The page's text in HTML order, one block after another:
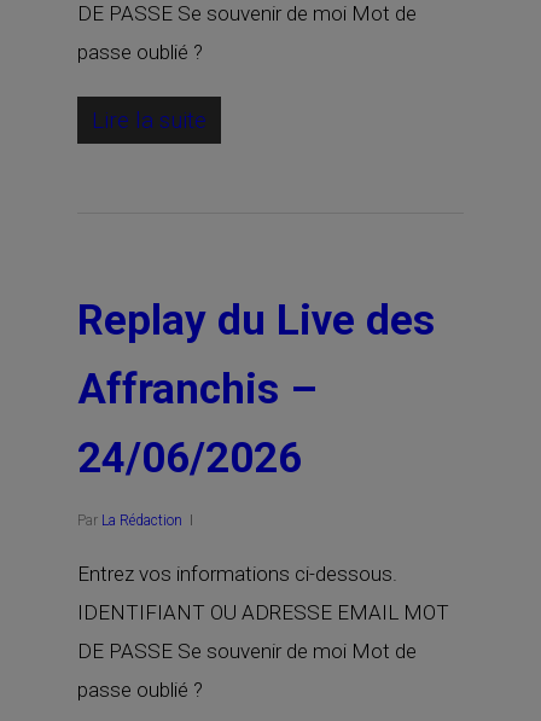
DE PASSE Se souvenir de moi Mot de
passe oublié ?
Lire la suite
Replay du Live des
Affranchis –
24/06/2026
Par La Rédaction
Entrez vos informations ci-dessous.
IDENTIFIANT OU ADRESSE EMAIL MOT
DE PASSE Se souvenir de moi Mot de
passe oublié ?